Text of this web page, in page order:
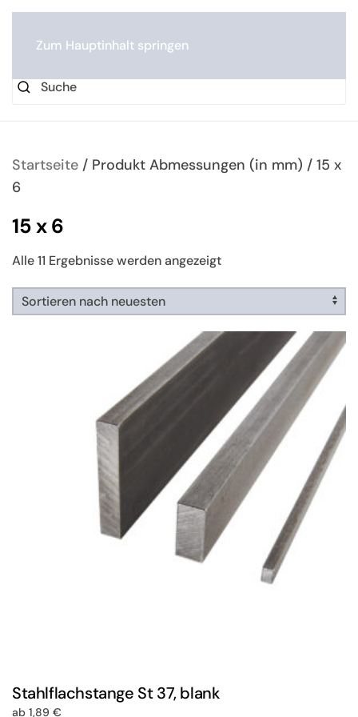
Zum Hauptinhalt springen
Startseite / Produkt Abmessungen (in mm) / 15 x
6
15 x 6
Alle 11 Ergebnisse werden angezeigtNach
sortiert
Stahlflachstange St 37, blank
ab 1,89 €